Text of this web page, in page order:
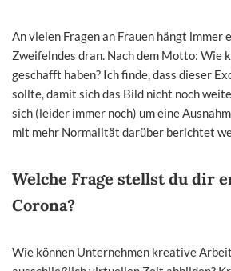
An vielen Fragen an Frauen hängt immer
Zweifelndes dran. Nach dem Motto: Wie
geschafft haben? Ich finde, dass dieser
sollte, damit sich das Bild nicht noch
sich (leider immer noch) um eine
mit mehr Normalität darüber berichtet
Welche Frage stellst du dir
Corona?
Wie können Unternehmen kreative